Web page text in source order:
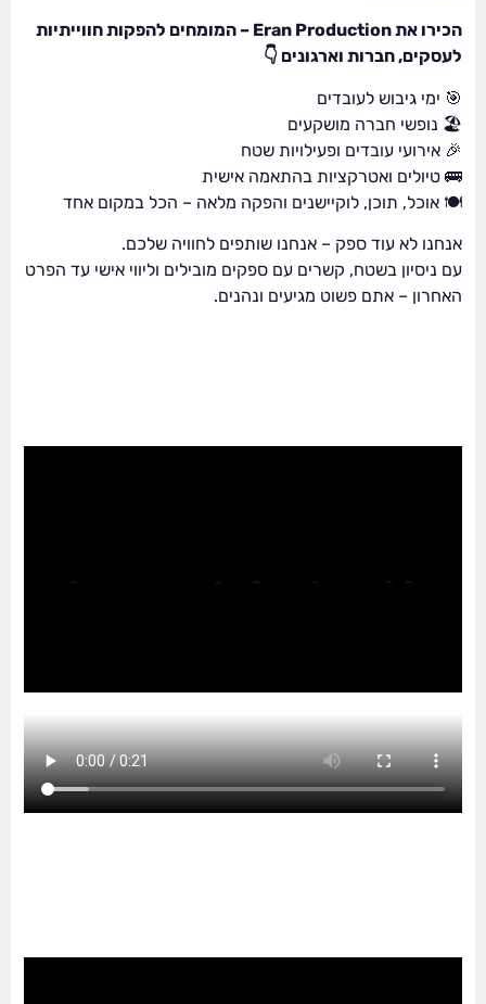
הכירו את Eran Production – המומחים להפקות חווייתיות
לעסקים, חברות וארגונים 👇
🎯 ימי גיבוש לעובדים
🏖 נופשי חברה מושקעים
🎉 אירועי עובדים ופעילויות שטח
🚌 טיולים ואטרקציות בהתאמה אישית
🍽 אוכל, תוכן, לוקיישנים והפקה מלאה – הכל במקום אחד
אנחנו לא עוד ספק – אנחנו שותפים לחוויה שלכם.
עם ניסיון בשטח, קשרים עם ספקים מובילים וליווי אישי עד הפרט
האחרון – אתם פשוט מגיעים ונהנים.